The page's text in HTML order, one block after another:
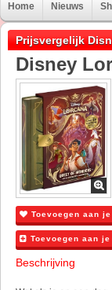
Home Nieuws
Prijsvergelijk
Disney
Toevoegen aan
Toevoegen aan
Beschrijving